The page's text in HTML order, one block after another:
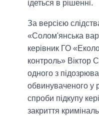
ідеться в рішенні.
За версією
«Солом'янська
керівник ГО
контроль» Віктор
одного з
обвинуваченого у
спроби підкупу
закриття